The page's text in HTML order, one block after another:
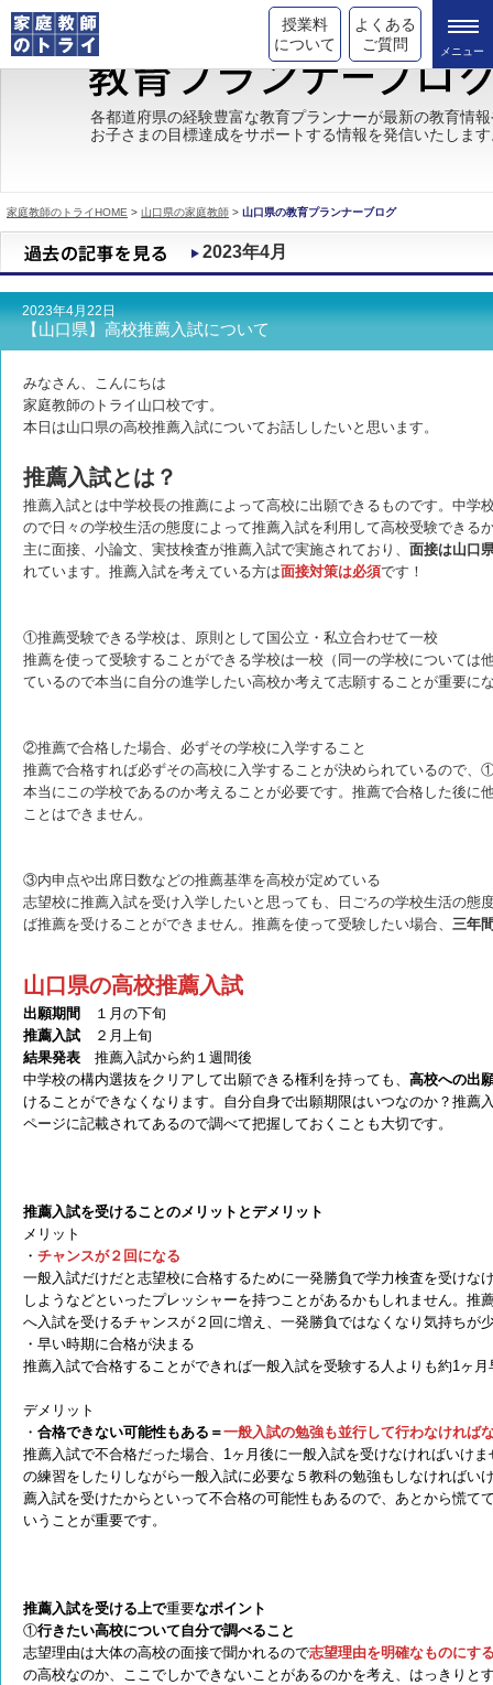
授業料
について
よくある
ご質問
トライの教育理念
成績が上がる理由
都道府県別情報
合格体験談
キャンペーン情報
各都道府県の経験豊富な教育プランナーが最新の教育情
お子さまの目標達成をサポートする情報を発信いたしま
家庭教師のトライHOME > 山口県の家庭教師 > 山口県の教育プランナーブログ
2023年4月
2023年4月22日
【山口県】高校推薦入試について
みなさん、こんにちは
家庭教師のトライ山口校です。
本日は山口県の高校推薦入試についてお話ししたいと思います。
推薦入試とは？
推薦入試とは中学校長の推薦によって高校に出願できるものです。中学
ので日々の学校生活の態度によって推薦入試を利用して高校受験できる
主に面接、小論文、実技検査が推薦入試で実施されており、 面接は山口
れています。推薦入試を考えている方は面接対策は必須です！
①推薦受験できる学校は、原則として国公立・私立合わせて一校
推薦を使って受験することができる学校は一校（同一の学校については
ているので本当に自分の進学したい高校か考えて志願することが重要に
②推薦で合格した場合、必ずその学校に入学すること
推薦で合格すれば必ずその高校に入学することが決められているので
本当にこの学校であるのか考えることが必要です。推薦で合格した後に
ことはできません。
③内申点や出席日数などの推薦基準を高校が定めている
志望校に推薦入試を受け入学したいと思っても、日ごろの学校生活の態
ば推薦を受けることができません。推薦を使って受験したい場合、 三年
山口県の高校推薦入試
出願期間
１月の下旬
推薦入試 ２月上旬
結果発表 推薦入試から約１週間後
中学校の構内選抜をクリアして出願できる権利を持っても、 高校への出
けることができなくなります。自分自身で出願期限はいつなのか？推薦
ページに記載されてあるので調べて把握しておくことも大切です。
推薦入試を受けることのメリットとデメリット
メリット
・ チャンスが２回になる
一般入試だけだと志望校に合格するために一発勝負で学力検査を受けな
しようなどといったプレッシャーを持つことがあるかもしれません。推
へ入試を受けるチャンスが２回に増え、一発勝負ではなくなり気持ちが
・早い時期に合格が決まる
推薦入試で合格することができれば一般入試を受験する人よりも約1ヶ
デメリット
・ 合格できない可能性もある＝一般入試の勉強も並行して行わなければ
推薦入試で不合格だった場合、1ヶ月後に一般入試を受けなければいけ
の練習をしたりしながら一般入試に必要な５教科の勉強もしなければい
薦入試を受けたからといって不合格の可能性もあるので、あとから慌て
いうことが重要です。
推薦入試を受ける上で重要なポイント
①行きたい高校について自分で調べること
志望理由は大体の高校の面接で聞かれるので志望理由を明確なものにす
の高校なのか、ここでしかできないことがあるのかを考え、はっきりと